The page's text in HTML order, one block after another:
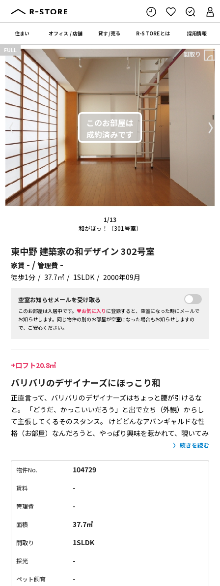
住まい オフィス /店舗 貸す/売る R-STOREとは 採用情報
1/13
和がほっ！（301号室）
〈 〉
FULL 間取り
東中野 建築家の和デザイン 302号室
家賃 - /管理費 -
徒歩1分 37.7㎡ 1SLDK 2000年09月
空室お知らせメールを受け取る
このお部屋は入居中です。♥お気に入り に登録すると、空室になった時にメールで
お知らせします。同じ物件の別のお部屋が空室になった場合もお知らせしますの
で、ご安心ください。
+ロフト20.8㎡
バリバリのデザイナーズにほっこり和
正直言って、バリバリのデザイナーズはちょっと腰が引けるな
と。
「どうだ、かっこいいだろう」と出で立ち（外観）からし
て主張してくるそのスタンス。
けどどんなアバンギャルドな性
格（お部屋）なんだろうと、やっぱり興味を惹かれて、覗いてみ
光のたくさん入る共用部階段をのぼって、玄関からガチャ
子。なんだ、超癒し系じゃんと一気に安堵。
ようで案外あり。
使いやすそうな水回りと大きめのクローゼッ
トにかなり満足して、ロフトを確認して帰りましょうかね、と
半分と同じ広さありますよ。
どころか朝はホフクゼンシン必須。
建築家のデザイナーズと和の組み合わせ。
・築年数也の古さがございます
続きを読む
物件No. 104729
賃料 -
管理費 -
面積 37.7㎡
間取り 1SLDK
採光 -
ペット飼育 -